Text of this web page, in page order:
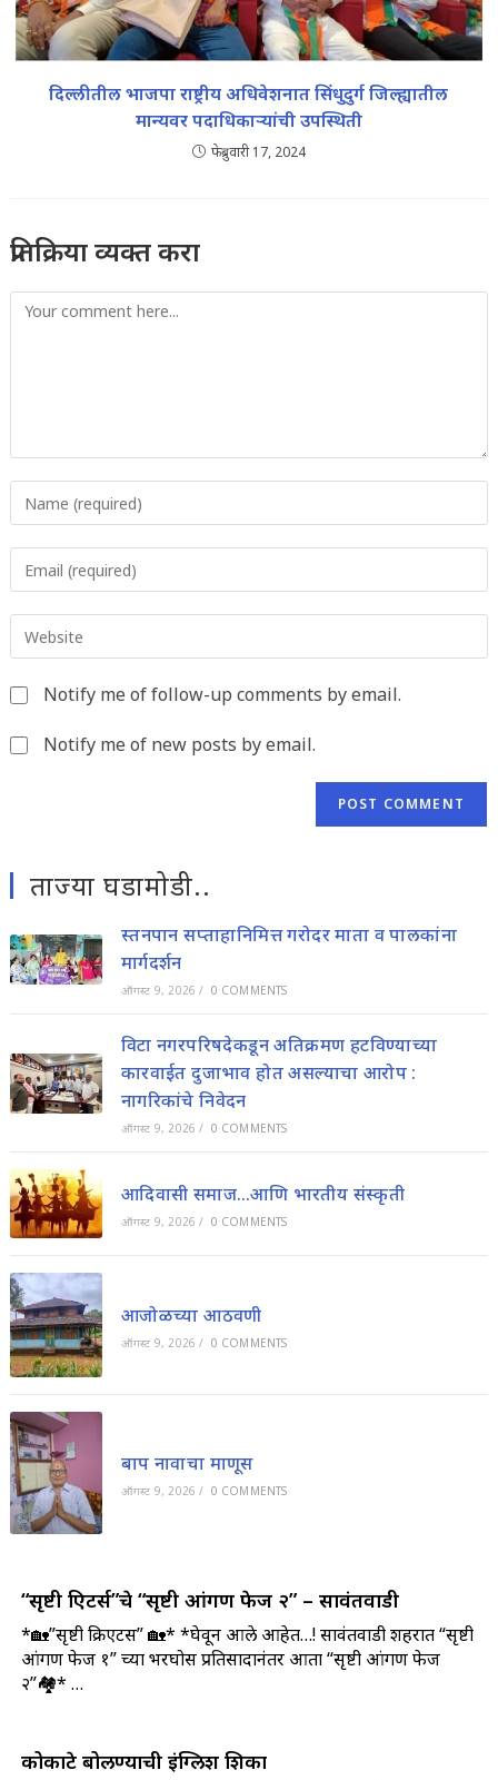
दिल्लीतील भाजपा राष्ट्रीय अधिवेशनात सिंधुदुर्ग जिल्ह्यातील
मान्यवर पदाधिकाऱ्यांची उपस्थिती
फेब्रुवारी 17, 2024
प्रतिक्रिया व्यक्त करा
Comment
your
username
to
comment
your
address
toyour
URL
Notify me of follow-up comments by email.
Notify me of new posts by email.
ताज्या घडामोडी..
स्तनपान सप्ताहानिमित्त गरोदर माता व पालकांना
मार्गदर्शन
ऑगस्ट 9, 2026 / 0 COMMENTS
विटा नगरपरिषदेकडून अतिक्रमण हटविण्याच्या
कारवाईत दुजाभाव होत असल्याचा आरोप :
नागरिकांचे निवेदन
ऑगस्ट 9, 2026 / 0 COMMENTS
आदिवासी समाज…आणि भारतीय संस्कृती
ऑगस्ट 9, 2026 / 0 COMMENTS
आजोळच्या आठवणी
ऑगस्ट 9, 2026 / 0 COMMENTS
बाप नावाचा माणूस
ऑगस्ट 9, 2026 / 0 COMMENTS
“सृष्टी क्रिएटर्स”चे “सृष्टी आंगण फेज २” – सावंतवाडी
*🏡”सृष्टी क्रिएटर्स” 🏡* *घेवून आले आहेत…! सावंतवाडी शहरात “सृष्टी
आंगण फेज १” च्या भरघोस प्रतिसादानंतर आता “सृष्टी आंगण फेज
२”🏘️* …
कोकाटे बोलण्याची इंग्लिश शिका